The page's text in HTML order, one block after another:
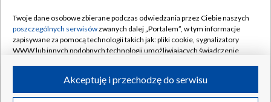
Rada Programowa
System NOS
Informacje o nadawcy
Program dla prasy
Kontakt
Kanały
©2026 Telewizja Polska S.A. w likwidacji
Twoje dane osobowe zbierane podczas odwiedzania przez Ciebie naszych
poszczególnych serwisówzwanych dalej „Portalem”, w tym informacje
zapisywane za pomocą technologii takich jak: pliki cookie, sygnalizatory
WWW lub innych podobnych technologii umożliwiających świadczenie
ruchu w Internecie.Akceptuję i przechodzę do serwisu